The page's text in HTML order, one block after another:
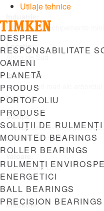
Utilaje tehnice
Menu
DESPRE
RESPONSABILITATE
OAMENI
PLANETĂ
PRODUS
PORTOFOLIU
PRODUSE
SOLUȚII DE
MOUNTED BEARINGS
ROLLER BEARINGS
RULMENȚI
ENERGETICI
BALL BEARINGS
PRECISION BEARINGS
Producție de echipamente
Locație:
Africa de Sud
Provocare:
Temperaturi mari ale arborelui
funcțiune
Soluție:
Analiza deteriorării lagărului,
temperaturi stabile
Valoare:
1,8 milioane USD
Industrie: